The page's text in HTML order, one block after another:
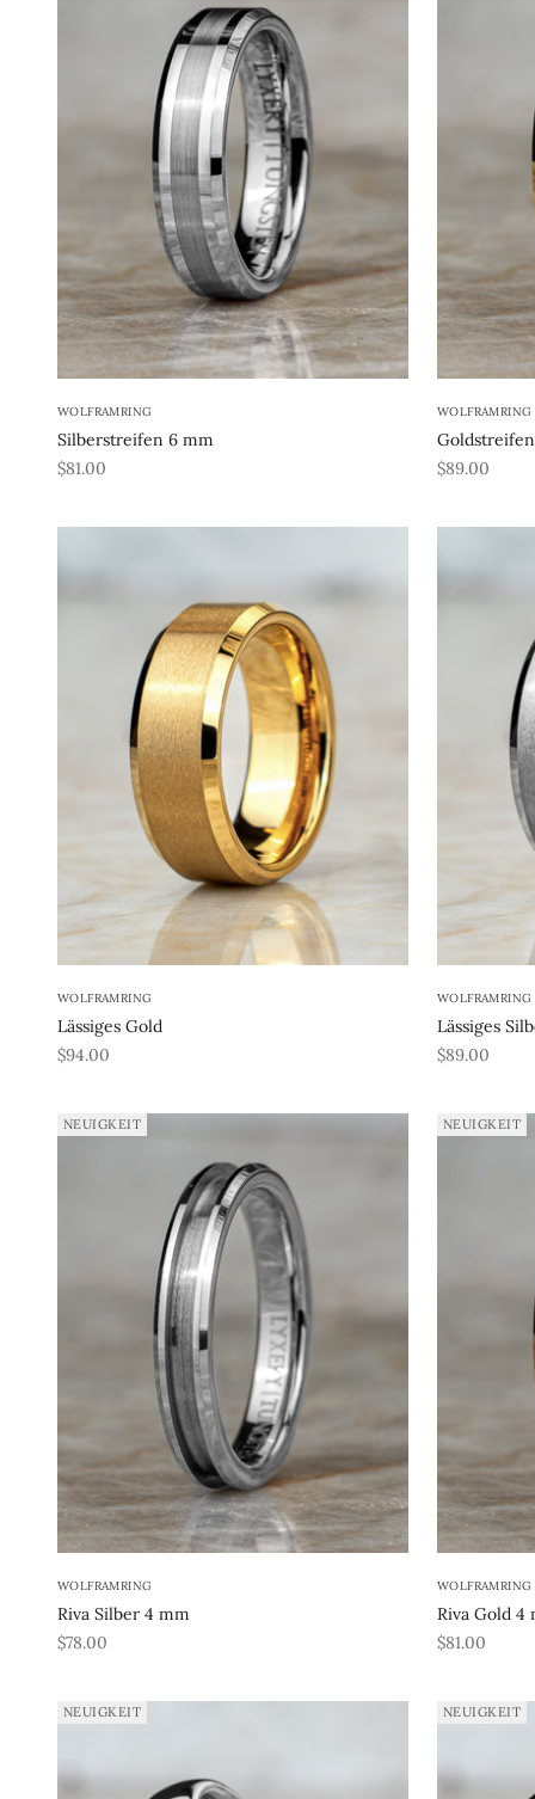
WOLFRAMRING
Silberstreifen 6 mm
REA-pris
$81.00
WOLFRAMRING
REA-pris
$89.00
WOLFRAMRING
Lässiges Gold
REA-pris
$94.00
WOLFRAMRING
Lässiges
REA-pris
$89.00
NEUIGKEIT
WOLFRAMRING
Riva Silber 4 mm
REA-pris
$78.00
NEUIGKEIT
WOLFRAMRING
Riva Gold 4
REA-pris
$81.00
NEUIGKEIT NEUIGKEIT